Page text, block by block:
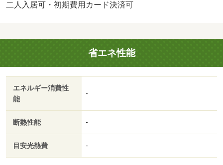
二人入居可・初期費用カード決済可
省エネ性能
エネルギー消費性
能
-
断熱性能 -
目安光熱費 -